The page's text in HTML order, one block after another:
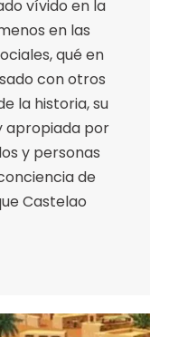
vívido en la
en las
qué en
con otros
la historia, su
apropiada por
y personas
de
Castelao